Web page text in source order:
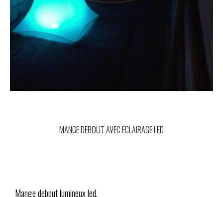
MANGE DEBOUT AVEC ECLAIRAGE LED
Mange debout lumineux led.